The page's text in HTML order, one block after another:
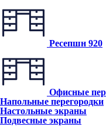
Ресепшн 920
Офисные
Напольные перегородки
Настольные экраны
Подвесные экраны